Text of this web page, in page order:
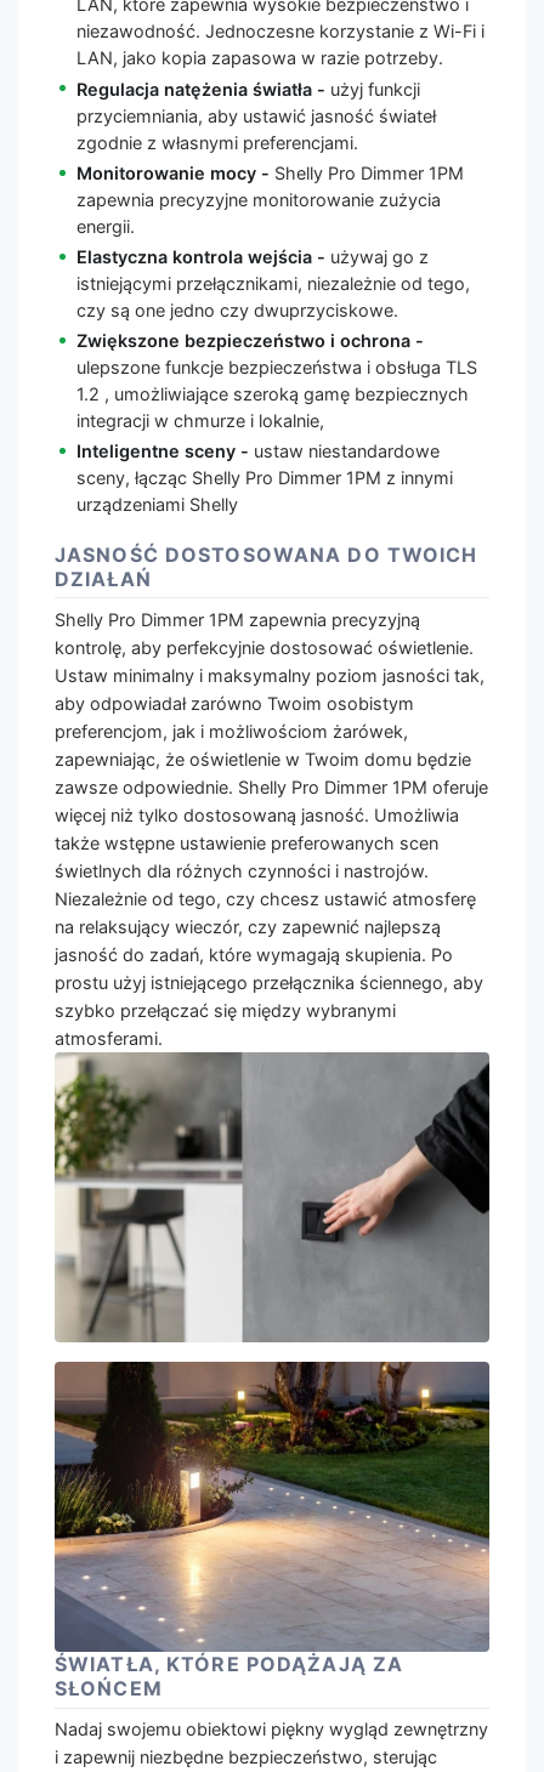
LAN, które zapewnia wysokie bezpieczeństwo i
niezawodność. Jednoczesne korzystanie z Wi-Fi i
LAN, jako kopia zapasowa w razie potrzeby.
Regulacja natężenia światła - użyj funkcji
przyciemniania, aby ustawić jasność świateł
zgodnie z własnymi preferencjami.
Monitorowanie mocy - Shelly Pro Dimmer 1PM
zapewnia precyzyjne monitorowanie zużycia
energii.
Elastyczna kontrola wejścia - używaj go z
istniejącymi przełącznikami, niezależnie od tego,
czy są one jedno czy dwuprzyciskowe.
Zwiększone bezpieczeństwo i ochrona -
ulepszone funkcje bezpieczeństwa i obsługa TLS
1.2 , umożliwiające szeroką gamę bezpiecznych
integracji w chmurze i lokalnie,
Inteligentne sceny - ustaw niestandardowe
sceny, łącząc Shelly Pro Dimmer 1PM z innymi
urządzeniami Shelly
JASNOŚĆ DOSTOSOWANA DO TWOICH
DZIAŁAŃ
Shelly Pro Dimmer 1PM zapewnia precyzyjną
kontrolę, aby perfekcyjnie dostosować oświetlenie.
Ustaw minimalny i maksymalny poziom jasności tak,
aby odpowiadał zarówno Twoim osobistym
preferencjom, jak i możliwościom żarówek,
zapewniając, że oświetlenie w Twoim domu będzie
zawsze odpowiednie. Shelly Pro Dimmer 1PM oferuje
więcej niż tylko dostosowaną jasność. Umożliwia
także wstępne ustawienie preferowanych scen
świetlnych dla różnych czynności i nastrojów.
Niezależnie od tego, czy chcesz ustawić atmosferę
na relaksujący wieczór, czy zapewnić najlepszą
jasność do zadań, które wymagają skupienia. Po
prostu użyj istniejącego przełącznika ściennego, aby
szybko przełączać się między wybranymi
atmosferami.
ŚWIATŁA, KTÓRE PODĄŻAJĄ ZA
SŁOŃCEM
Nadaj swojemu obiektowi piękny wygląd zewnętrzny
i zapewnij niezbędne bezpieczeństwo, sterując